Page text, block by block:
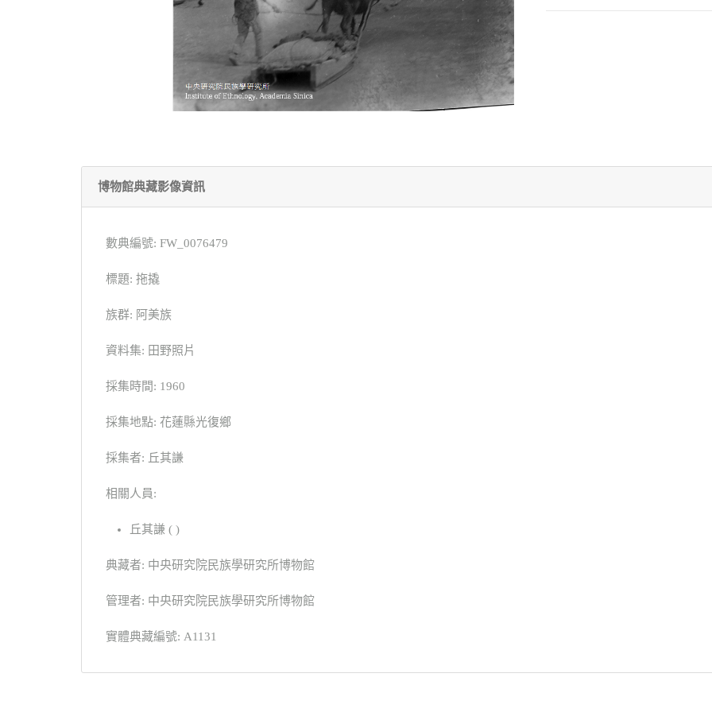
博物館典藏影像資訊
數典編號: FW_0076479
標題: 拖撬
族群: 阿美族
資料集: 田野照片
採集時間: 1960
採集地點: 花蓮縣光復鄉
採集者: 丘其謙
相關人員:
丘其謙 ( )
典藏者: 中央研究院民族學研究所博物館
管理者: 中央研究院民族學研究所博物館
實體典藏編號: A1131